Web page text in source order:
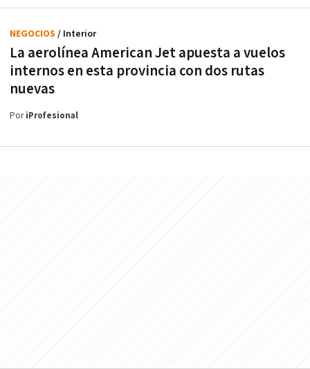
La aerolínea American Jet apuesta a vuelos
internos en esta provincia con dos rutas
nuevas
NEGOCIOS / Interior
PoriProfesional